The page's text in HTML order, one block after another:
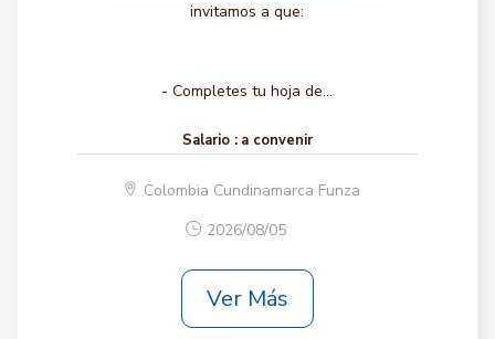
invitamos a que:
- Completes tu hoja de...
Salario : a convenir
Colombia Cundinamarca Funza
2026/08/05
Ver Más